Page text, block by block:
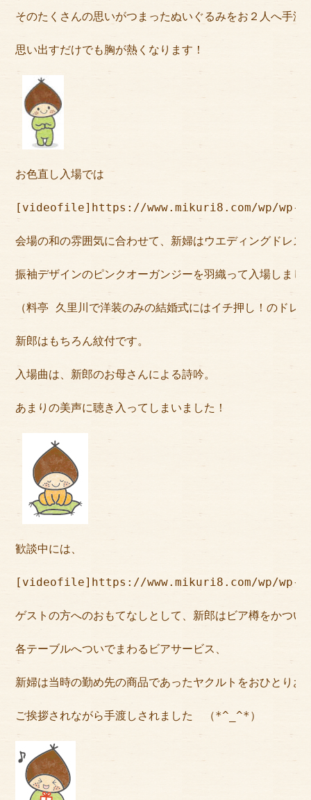
そのたくさんの思いがつまったぬいぐるみをお２人へ手渡
思い出すだけでも胸が熱くなります！
お色直し入場では
[videofile]https://www.mikuri8.com/wp/wp-
会場の和の雰囲気に合わせて、新婦はウエディングドレス
振袖デザインのピンクオーガンジーを羽織って入場しまし
（料亭 久里川で洋装のみの結婚式にはイチ押し！のド
新郎はもちろん紋付です。
入場曲は、新郎のお母さんによる詩吟。
あまりの美声に聴き入ってしまいました！
歓談中には、
[videofile]https://www.mikuri8.com/wp/wp-
ゲストの方へのおもてなしとして、新郎はビア樽をかつい
各テーブルへついでまわるビアサービス、
新婦は当時の勤め先の商品であったヤクルトをおひとりお
ご挨拶されながら手渡しされました　（*^_^*）